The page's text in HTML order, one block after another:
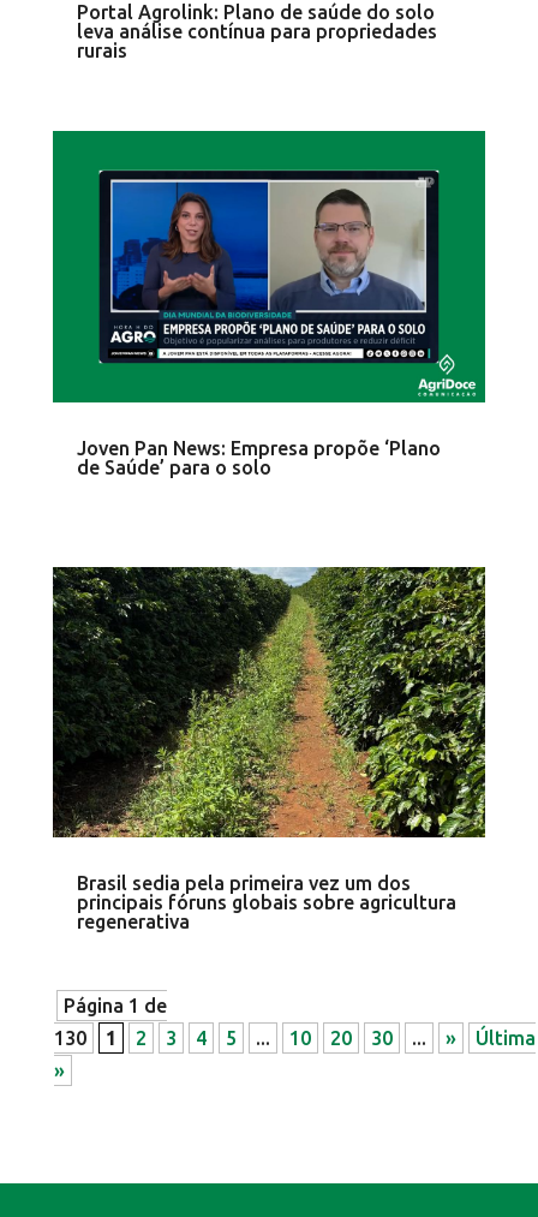
Portal Agrolink: Plano de saúde do solo
leva análise contínua para propriedades
rurais
Joven Pan News: Empresa propõe ‘Plano
de Saúde’ para o solo
Brasil sedia pela primeira vez um dos
principais fóruns globais sobre agricultura
regenerativa
Página 1 de
130
1 2 3 4 5 ... 10 20 30 ... »
Última
»